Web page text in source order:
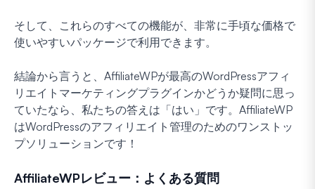
そして、これらのすべての機能が、非常に手頃な価格で
使いやすいパッケージで利用できます。
結論から言うと、AffiliateWPが最高のWordPressアフィ
リエイトマーケティングプラグインかどうか疑問に思っ
ていたなら、私たちの答えは「はい」です。AffiliateWP
はWordPressのアフィリエイト管理のためのワンストッ
プソリューションです！
AffiliateWPレビュー：よくある質問